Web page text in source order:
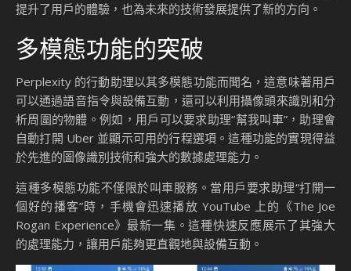
提升了用戶的體驗，也為未來的技術發展提供了新的方向。
多模態功能的突破
Perplexity 的行動助理以其多模態功能而聞名，這意味著用戶
可以通過語音指令與設備互動，還可以利用攝像頭來識別和分
析周圍的物體。例如，用戶可以要求助理“幫我叫車”，助理會
自動打開 Uber 並顯示可用的行程選項。這種功能的實現得益
於先進的圖像識別技術和強大的數據處理能力。
這種多模態功能不僅限於叫車服務。當用戶要求助理“打開一
個好的播客”時，手機會迅速播放 YouTube 上的《The Joe
Rogan Experience》最新一集。這種快速反應展示了其強大
的處理能力，讓用戶能夠更直觀地與設備互動。